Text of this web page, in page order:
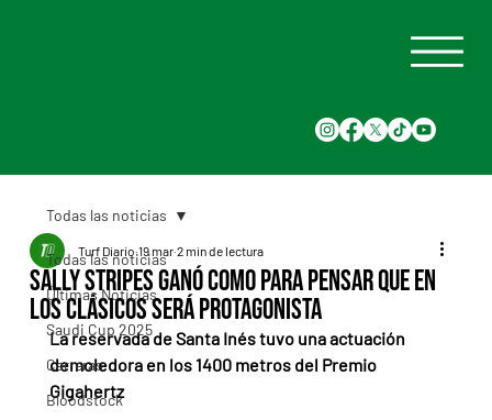
Todas las noticias
Últimas Noticias
Saudi Cup 2025
Carreras
Bloodstock
Todas las noticias
Sally Stripes ganó como para pensar que en
los clásicos será protagonista
Turf Diario 19 mar 2 min de lectura
La reservada de Santa Inés tuvo una actuación
demoledora en los 1400 metros del Premio
Gigahertz